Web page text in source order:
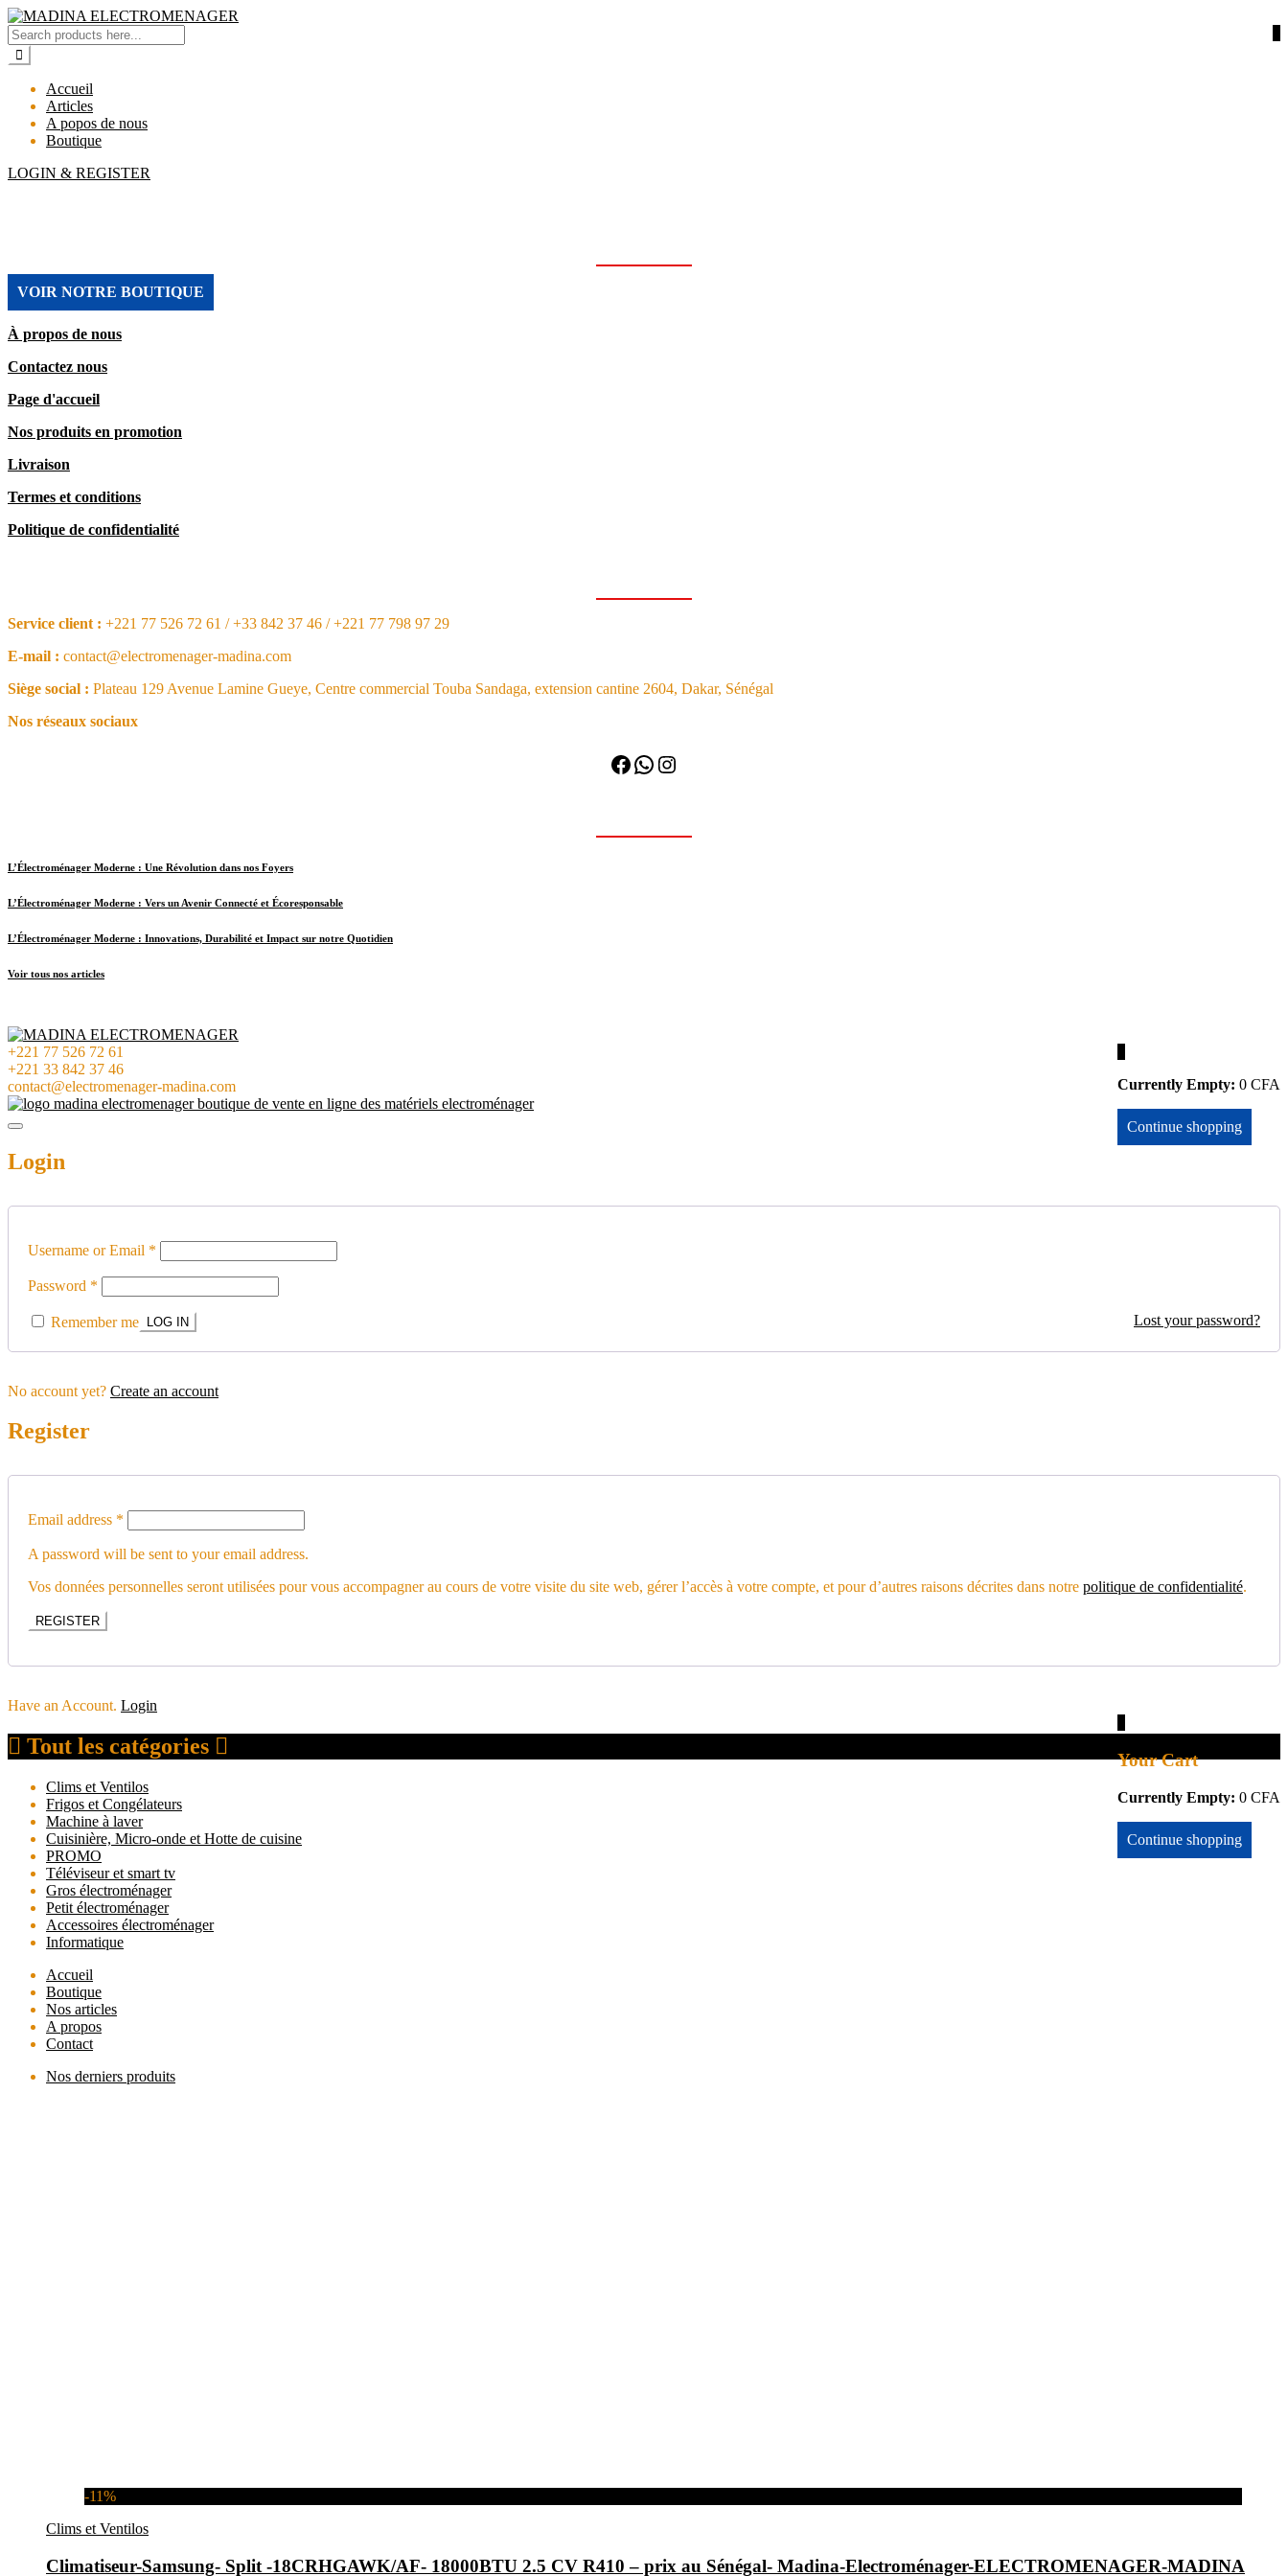
Accueil
Articles
A popos de nous
Boutique
LOGIN & REGISTER
VOIR NOTRE BOUTIQUE
À propos de nous
Contactez nous
Page d'accueil
Nos produits en promotion
Livraison
Termes et conditions
Politique de confidentialité
Service client : +221 77 526 72 61 / +33 842 37 46 / +221 77 798 97 29
E-mail : contact@electromenager-madina.com
Siège social : Plateau 129 Avenue Lamine Gueye, Centre commercial Touba Sandaga, extension cantine 2604, Dakar, Sénégal
Nos réseaux sociaux
Facebook
WhatsApp
Instagram
L’Électroménager Moderne : Une Révolution dans nos Foyers
L’Électroménager Moderne : Vers un Avenir Connecté et Écoresponsable
L’Électroménager Moderne : Innovations, Durabilité et Impact sur notre Quotidien
Voir tous nos articles
Currently Empty: 0 CFA
Continue shopping
+221 77 526 72 61
+221 33 842 37 46
contact@electromenager-madina.com
Login
Username or Email *
Password *
Remember me Lost your password?
No account yet? Create an account
Register
Email address *
A password will be sent to your email address.
Vos données personnelles seront utilisées pour vous accompagner au cours de votre visite du site web, gérer l’accès à votre compte, et pour d’autres raisons décrites dans notre politique de confidentialité.
REGISTER
Have an Account. Login
Your Cart
Currently Empty: 0 CFA
Continue shopping
Tout les catégories
Clims et Ventilos
Frigos et Congélateurs
Machine à laver
Cuisinière, Micro-onde et Hotte de cuisine
PROMO
Téléviseur et smart tv
Gros électroménager
Petit électroménager
Accessoires électroménager
Informatique
Accueil
Boutique
Nos articles
A propos
Contact
Nos derniers produits
-11%
Clims et Ventilos
Climatiseur-Samsung- Split -18CRHGAWK/AF- 18000BTU 2.5 CV R410 – prix au Sénégal- Madina-Electroménager-ELECTROMENAGER-MADINA